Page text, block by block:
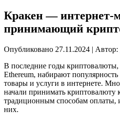
Кракен — интернет-
принимающий
Опубликовано 27.11.2024 | Автор:
В последние годы криптовалюты,
Ethereum, набирают популярность
товары и услуги в интернете.
начали принимать криптовалюту
традиционным способам оплаты,
них.